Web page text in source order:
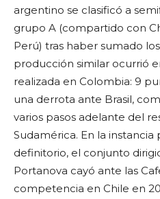
argentino se clasificó a
grupo A (compartido con
Perú) tras haber sumado
producción similar ocurrió
realizada en Colombia: 9
una derrota ante Brasil,
varios pasos adelante del
Sudamérica. En la instancia
definitorio, el conjunto
Portanova cayó ante las
competencia en Chile en